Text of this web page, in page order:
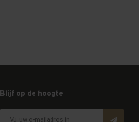
Blijf op de hoogte